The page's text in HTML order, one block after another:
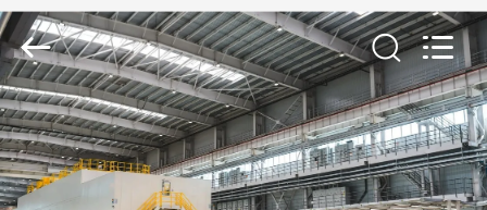
RUMAH
PRODUK
New
Energy
Technology
Co,.Ltd..
All
Rights
Reserved.